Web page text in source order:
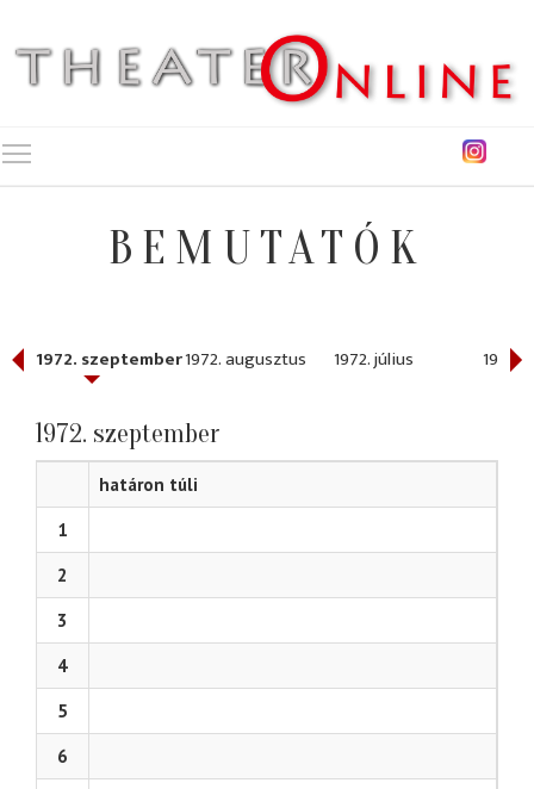
BEMUTATÓK
1972. szeptember1972. augusztus 1972. július 1972.
1972. szeptember
határon túli
1
2
3
4
5
6